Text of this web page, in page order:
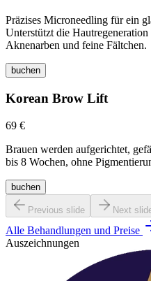
Präzises Microneedling für ein
Unterstützt die
Aknenarben und feine Fältchen.
buchen
Korean Brow Lift
69 €
Brauen werden aufgerichtet,
bis 8 Wochen, ohne
buchen
Previous slide Next
Alle Behandlungen und Preise
Auszeichnungen